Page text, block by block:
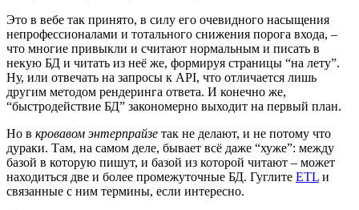
Это в вебе так принято, в силу его очевидного насыщения
непрофессионалами и тотального снижения порога входа, –
что многие привыкли и считают нормальным и писать в
некую БД и читать из неё же, формируя страницы “на лету”.
Ну, или отвечать на запросы к API, что отличается лишь
другим методом рендеринга ответа. И конечно же,
“быстродействие БД” закономерно выходит на первый план.
Но в кровавом энтерпрайзе так не делают, и не потому что
дураки. Там, на самом деле, бывает всё даже “хуже”: между
базой в которую пишут, и базой из которой читают – может
находиться две и более промежуточные БД. Гуглите ETL и
связанные с ним термины, если интересно.